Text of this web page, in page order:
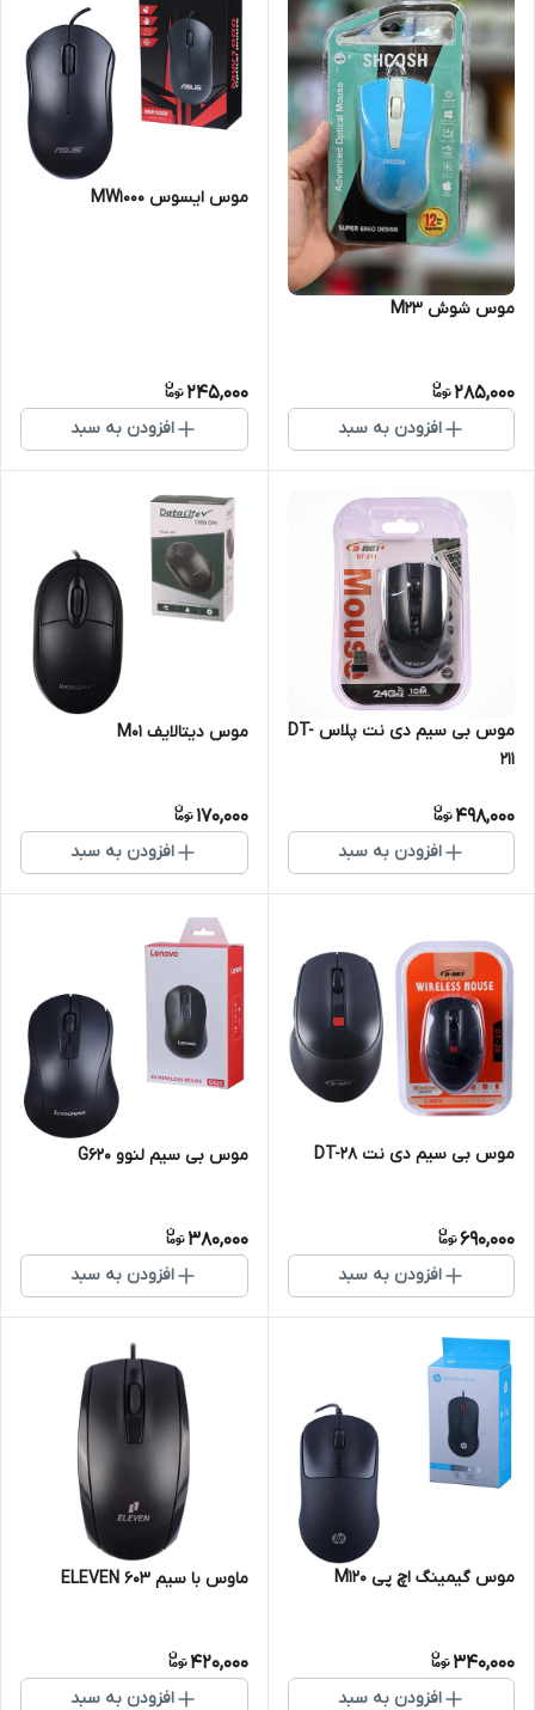
موس شوش M23
285,000
افزودن به سبد
موس ایسوس MW1000
245,000
افزودن به سبد
موس بی سیم دی نت پلاس DT-
211
498,000
افزودن به سبد
موس دیتالایف M01
170,000
افزودن به سبد
موس بی سیم دی نت DT-28
690,000
افزودن به سبد
موس بی سیم لنوو G620
380,000
افزودن به سبد
موس گیمینگ اچ پی M120
340,000
افزودن به سبد
ماوس با سیم ELEVEN 603
420,000
افزودن به سبد